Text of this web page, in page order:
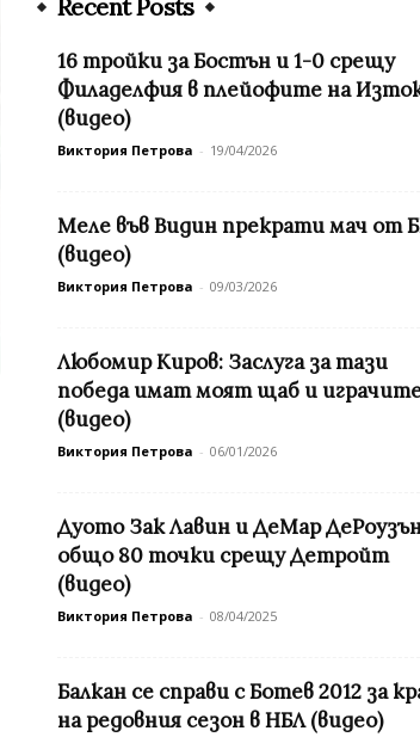
Recent Posts
16 тройки за Бостън и 1-0 срещу
Филаделфия в плейофите на
(видео)
Виктория Петрова - 19/04/2026
Меле във Видин прекрати мач от
(видео)
Виктория Петрова - 09/03/2026
Любомир Киров: Заслуга за тази
победа имат моят щаб и
(видео)
Виктория Петрова - 06/01/2026
Дуото Зак Лавин и ДеМар
общо 80 точки срещу Детройт
(видео)
Виктория Петрова - 08/04/2025
Балкан се справи с Ботев 2012 за
на редовния сезон в НБЛ (видео)